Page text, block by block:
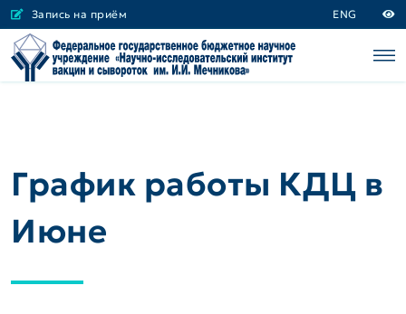
Запись на приём ENG
График работы КДЦ в
Июне